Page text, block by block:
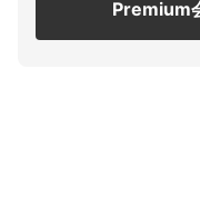
Premium